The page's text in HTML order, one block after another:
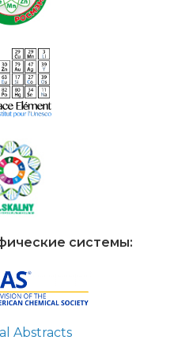
системы:
Abstracts